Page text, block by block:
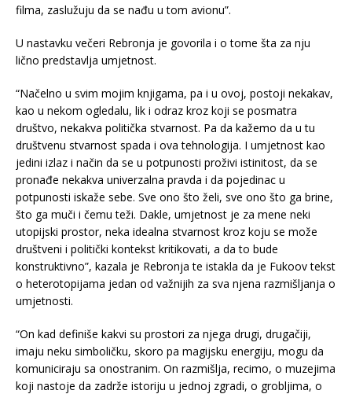
filma, zaslužuju da se nađu u tom avionu”.
U nastavku večeri Rebronja je govorila i o tome šta za nju
lično predstavlja umjetnost.
“Načelno u svim mojim knjigama, pa i u ovoj, postoji nekakav,
kao u nekom ogledalu, lik i odraz kroz koji se posmatra
društvo, nekakva politička stvarnost. Pa da kažemo da u tu
društvenu stvarnost spada i ova tehnologija. I umjetnost kao
jedini izlaz i način da se u potpunosti proživi istinitost, da se
pronađe nekakva univerzalna pravda i da pojedinac u
potpunosti iskaže sebe. Sve ono što želi, sve ono što ga brine,
što ga muči i čemu teži. Dakle, umjetnost je za mene neki
utopijski prostor, neka idealna stvarnost kroz koju se može
društveni i politički kontekst kritikovati, a da to bude
konstruktivno”, kazala je Rebronja te istakla da je Fukoov tekst
o heterotopijama jedan od važnijih za sva njena razmišljanja o
umjetnosti.
“On kad definiše kakvi su prostori za njega drugi, drugačiji,
imaju neku simboličku, skoro pa magijsku energiju, mogu da
komuniciraju sa onostranim. On razmišlja, recimo, o muzejima
koji nastoje da zadrže istoriju u jednoj zgradi, o grobljima, o